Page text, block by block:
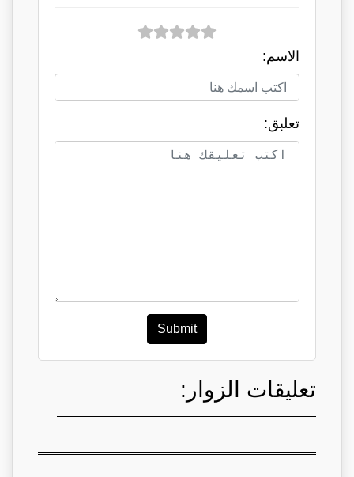
الاسم:
تعلبق:
Submit
تعليقات الزوار: